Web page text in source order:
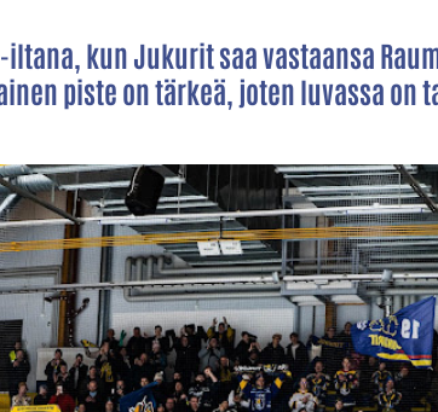
kun Jukurit saa vastaansa
piste on tärkeä, joten luvassa on